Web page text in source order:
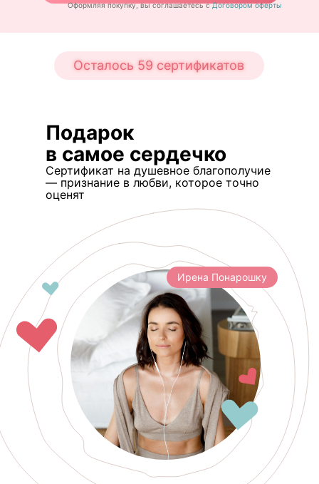
Оформляя покупку, вы соглашаетесь сДоговором оферты
Осталось 59 сертификатов
Подарок
в самое сердечко
Сертификат на душевное благополучие
— признание в любви, которое точно
оценят
Ирена Понарошку